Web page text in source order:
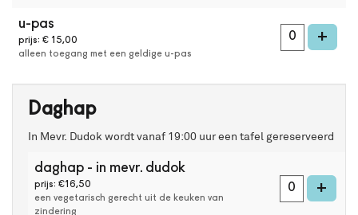
automatisch
de
beste
in
zaal
andere
u-pas
prijs: € 15,00
alleen toegang met een geldige u-pas
+
Daghap
In Mevr. Dudok wordt vanaf 19:00 uur een tafel gereserveerd
daghap - in mevr. dudok
prijs: €16,50
een vegetarisch gerecht uit de keuken van
zindering
+